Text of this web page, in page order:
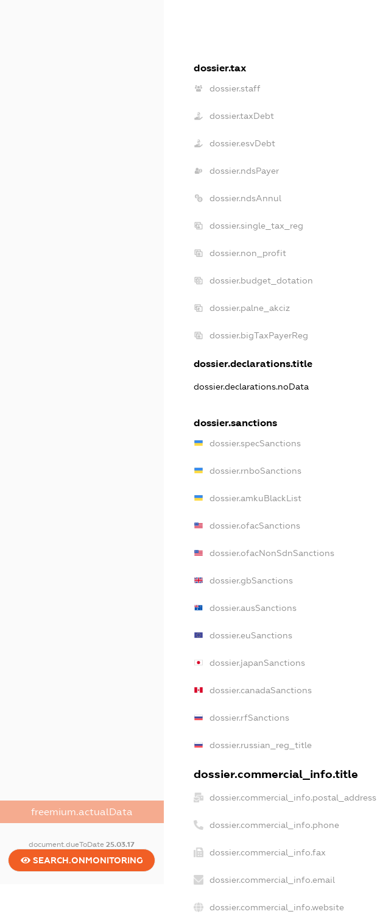
freemium.actualData
document.dueToDate25.03.17
SEARCH.ONMONITORING
dossier.tax
dossier.staff
dossier.taxDebt
dossier.esvDebt
dossier.ndsPayer
dossier.ndsAnnul
dossier.single_tax_reg
dossier.non_profit
dossier.budget_dotation
dossier.palne_akciz
dossier.bigTaxPayerReg
dossier.declarations.title
dossier.declarations.noData
dossier.sanctions
dossier.specSanctions
dossier.rnboSanctions
dossier.amkuBlackList
dossier.ofacSanctions
dossier.ofacNonSdnSanctions
dossier.gbSanctions
dossier.ausSanctions
dossier.euSanctions
dossier.japanSanctions
dossier.canadaSanctions
dossier.rfSanctions
dossier.russian_reg_title
dossier.commercial_info.title
dossier.commercial_info.postal_address
dossier.commercial_info.phone
dossier.commercial_info.fax
dossier.commercial_info.email
dossier.commercial_info.website